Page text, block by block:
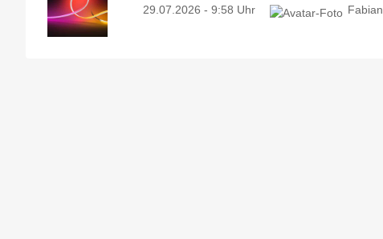
29.07.2026 - 9:58 Uhr Fabian